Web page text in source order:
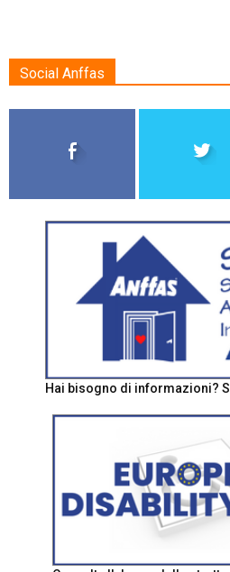
Social Anffas
Hai bisogno di informazioni?